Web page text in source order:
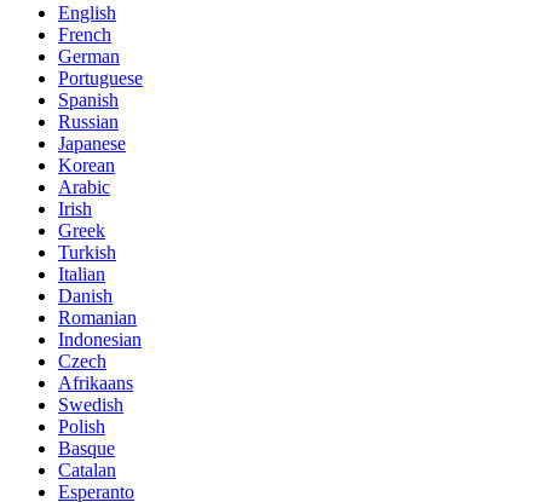
English
French
German
Portuguese
Spanish
Russian
Japanese
Korean
Arabic
Irish
Greek
Turkish
Italian
Danish
Romanian
Indonesian
Czech
Afrikaans
Swedish
Polish
Basque
Catalan
Esperanto